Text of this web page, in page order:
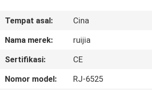
VIDEO
KAMI
Tempat asal:
Cina
Nama merek:
ruijia
Sertifikasi:
CE
Nomor model:
RJ-6525